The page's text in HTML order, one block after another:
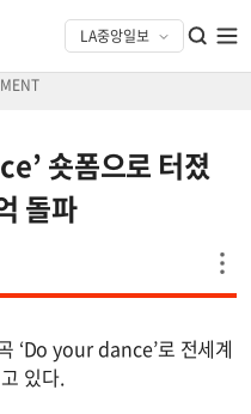
숏폼으로 터졌
돌파
‘Do your dance’로 전세계
있다.